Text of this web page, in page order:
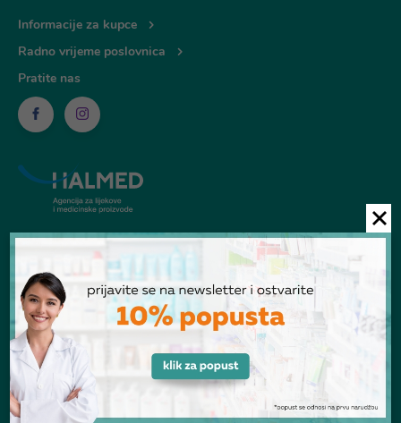
Informacije za kupce
Radno vrijeme poslovnica
Pratite nas
© Ljekarna Talan 2026